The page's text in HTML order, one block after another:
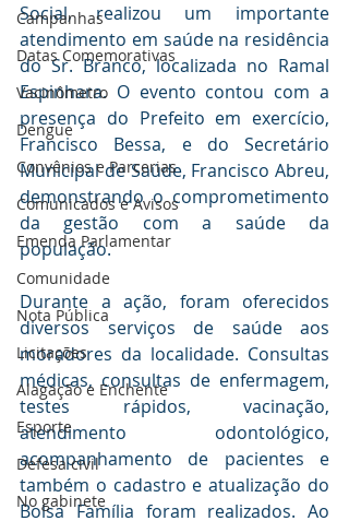
Campanhas
Datas Comemorativas
Vacinômetro
Dengue
Convênios e Parcerias
Comunicados e Avisos
Emenda Parlamentar
Comunidade
Nota Pública
Licitações
Alagação e Enchente
Esporte
Defesa civil
No gabinete
Social, realizou um importante
atendimento em saúde na residência
do Sr. Branco, localizada no Ramal
Espinhara. O evento contou com a
presença do Prefeito em exercício,
Francisco Bessa, e do Secretário
Municipal de Saúde, Francisco Abreu,
demonstrando o comprometimento
da gestão com a saúde da
população.
Durante a ação, foram oferecidos
diversos serviços de saúde aos
moradores da localidade. Consultas
médicas, consultas de enfermagem,
testes rápidos, vacinação,
atendimento odontológico,
acompanhamento de pacientes e
também o cadastro e atualização do
Bolsa Família foram realizados. Ao